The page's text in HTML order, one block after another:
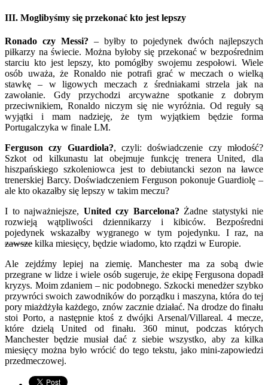
III. Moglibyśmy się przekonać kto jest lepszy
Ronado czy Messi? – byłby to pojedynek dwóch najlepszych
piłkarzy na świecie. Można byłoby się przekonać w bezpośrednim
starciu kto jest lepszy, kto pomógłby swojemu zespołowi. Wiele
osób uważa, że Ronaldo nie potrafi grać w meczach o wielką
stawkę – w ligowych meczach z średniakami strzela jak na
zawołanie. Gdy przychodzi arcyważne spotkanie z dobrym
przeciwnikiem, Ronaldo niczym się nie wyróżnia. Od reguły są
wyjątki i mam nadzieję, że tym wyjątkiem będzie forma
Portugalczyka w finale LM.
Ferguson czy Guardiola?, czyli: doświadczenie czy młodość?
Szkot od kilkunastu lat obejmuje funkcję trenera United, dla
hiszpańskiego szkoleniowca jest to debiutancki sezon na ławce
trenerskiej Barcy. Doświadczeniem Ferguson pokonuje Guardiolę –
ale kto okazałby się lepszy w takim meczu?
I to najważniejsze, United czy Barcelona? Żadne statystyki nie
rozwieją wątpliwości dziennikarzy i kibiców. Bezpośredni
pojedynek wskazałby wygranego w tym pojedynku. I raz, na
zawsze kilka miesięcy, będzie wiadomo, kto rządzi w Europie.
Ale zejdźmy lepiej na ziemię. Manchester ma za sobą dwie
przegrane w lidze i wiele osób sugeruje, że ekipę Fergusona dopadł
kryzys. Moim zdaniem – nic podobnego. Szkocki menedżer szybko
przywróci swoich zawodników do porządku i maszyna, która do tej
pory miażdżyła każdego, znów zacznie działać. Na drodze do finału
stoi Porto, a następnie ktoś z dwójki Arsenal/Villareal. 4 mecze,
które dzielą United od finału. 360 minut, podczas których
Manchester będzie musiał dać z siebie wszystko, aby za kilka
miesięcy można było wrócić do tego tekstu, jako mini-zapowiedzi
przedmeczowej.